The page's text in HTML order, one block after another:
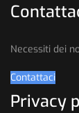
Necessiti dei
Contattaci
Privacy